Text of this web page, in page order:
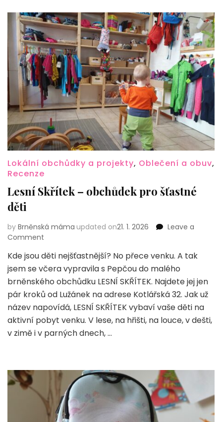
Lokální obchůdky a projekty, Oblečení a obuv,
Recenze
Lesní Skřítek – obchůdek pro šťastné
děti
by Brněnská máma updated on21. 1. 2026
Leave a
Comment
Skřítek
–
obchůdek
pro
šťastné
děti
Kde jsou děti nejšťastnější? No přece venku. A tak
jsem se včera vypravila s Pepčou do malého
brněnského obchůdku LESNÍ SKŘÍTEK. Najdete jej jen
pár kroků od Lužánek na adrese Kotlářská 32. Jak už
název napovídá, LESNÍ SKŘÍTEK vybaví vaše děti na
aktivní pobyt venku. V lese, na hřišti, na louce, v dešti,
v zimě i v parných dnech, …